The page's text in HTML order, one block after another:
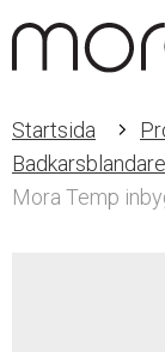
Startsida
Badkarsblandare
Mora Temp